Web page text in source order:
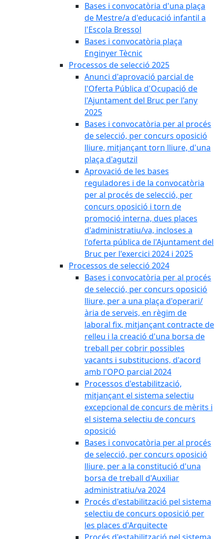
Bases i convocatòria d'una plaça
de Mestre/a d'educació infantil a
l'Escola Bressol
Bases i convocatòria plaça
Enginyer Tècnic
Processos de selecció 2025
Anunci d'aprovació parcial de
l'Oferta Pública d'Ocupació de
l'Ajuntament del Bruc per l'any
2025
Bases i convocatòria per al procés
de selecció, per concurs oposició
lliure, mitjançant torn lliure, d'una
plaça d'agutzil
Aprovació de les bases
reguladores i de la convocatòria
per al procés de selecció, per
concurs oposició i torn de
promoció interna, dues places
d'administratiu/va, incloses a
l'oferta pública de l'Ajuntament del
Bruc per l'exercici 2024 i 2025
Processos de selecció 2024
Bases i convocatòria per al procés
de selecció, per concurs oposició
lliure, per a una plaça d'operari/
ària de serveis, en règim de
laboral fix, mitjançant contracte de
relleu i la creació d'una borsa de
treball per cobrir possibles
vacants i substitucions, d'acord
amb l'OPO parcial 2024
Processos d'estabilització,
mitjançant el sistema selectiu
excepcional de concurs de mèrits i
el sistema selectiu de concurs
oposició
Bases i convocatòria per al procés
de selecció, per concurs oposició
lliure, per a la constitució d'una
borsa de treball d'Auxiliar
administratiu/va 2024
Procés d'estabilització pel sistema
selectiu de concurs oposició per
les places d'Arquitecte